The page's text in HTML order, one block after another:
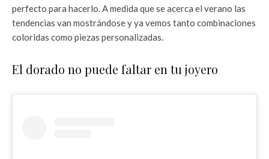
perfecto para hacerlo. A medida que se acerca el verano las
tendencias van mostrándose y ya vemos tanto combinaciones
coloridas como piezas personalizadas.
El dorado no puede faltar en tu joyero